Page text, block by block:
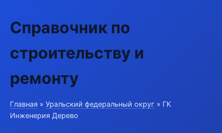
Справочник по
строительству и
ремонту
Главная » Уральский федеральный округ » ГК
Инженерия Дерево